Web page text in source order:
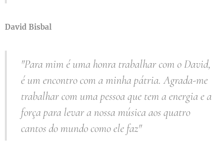
David Bisbal
"Para mim é uma honra trabalhar com o David,
é um encontro com a minha pátria. Agrada-me
trabalhar com uma pessoa que tem a energia e a
força para levar a nossa música aos quatro
cantos do mundo como ele faz"